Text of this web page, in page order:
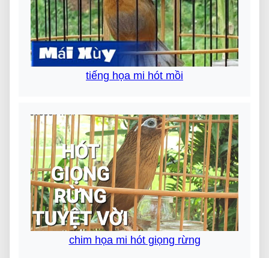
tiếng họa mi hót mồi
chim họa mi hót giọng rừng